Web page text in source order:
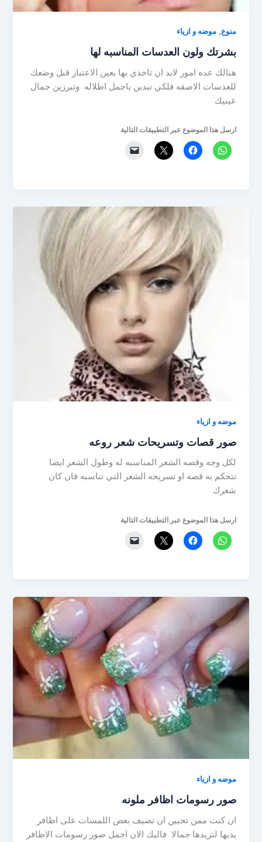
منوع,موضه و ازياء
بشرتك ولون العدسات المناسبه لها
هنالك عده امور لابد ان تاخذي بها بعين الاعتبار قبل وضعك
للعدسات الاصقه فلكي تبدين باجمل اطلاله وتبرزين جمال
عينيك
ارسل هذا الموضوع عبر التطبيقات التالية
موضه و ازياء
صور قصات وتسريحات شعر روعه
لكل وجه وقصه الشعر المناسبه له وطول الشعر ايضا
تتحكم به قصه او تسريحه الشعر التي تناسبه فان كان
شعرك
ارسل هذا الموضوع عبر التطبيقات التالية
موضه و ازياء
صور رسومات اظافر ملونه
ان كنت ممن تحبين ان تضيف بعض اللمسات على اظافر
يديها لتزيدها جمالا فاليك الان اجمل صور رسومات الاظافر